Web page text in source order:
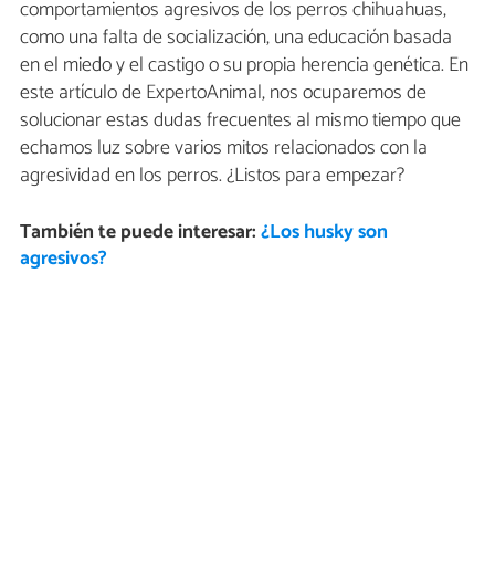
comportamientos agresivos de los perros chihuahuas,
como una falta de socialización, una educación basada
en el miedo y el castigo o su propia herencia genética. En
este artículo de ExpertoAnimal, nos ocuparemos de
solucionar estas dudas frecuentes al mismo tiempo que
echamos luz sobre varios mitos relacionados con la
agresividad en los perros. ¿Listos para empezar?
También te puede interesar:¿Los husky son
agresivos?